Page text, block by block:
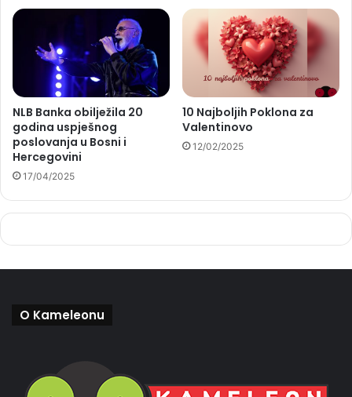
NLB Banka obilježila 20
godina uspješnog
poslovanja u Bosni i
Hercegovini
17/04/2025
10 Najboljih Poklona za
Valentinovo
12/02/2025
O Kameleonu